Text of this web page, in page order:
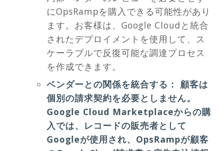
にOpsRampを購入できる可能性があり
ます。お客様は、Google Cloudと統合
されたデプロイメントを使用して、ス
ケーラブルで反復可能な調達プロセス
を作成できます。
ベンダーとの関係を統合する：
顧客は
個別の請求契約を必要としません。
Google Cloud Marketplaceからの購
入では、レコードの販売者として
Googleが使用され、OpsRampが顧客